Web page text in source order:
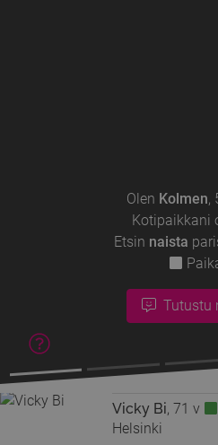
Olen Kolmen,
Kotipaikkani
Etsin naista
Tutustu
Vicky Bi, 71 v
Helsinki